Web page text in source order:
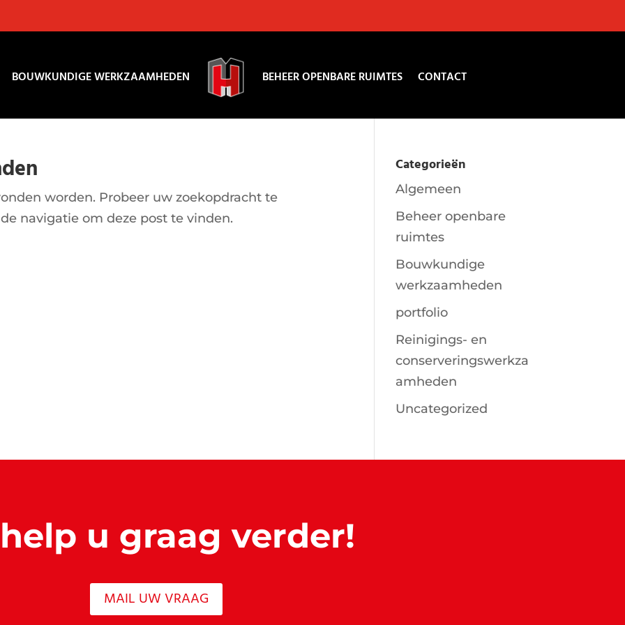
BOUWKUNDIGE WERKZAAMHEDEN BEHEER OPENBARE RUIMTES CONTACT
worden. Probeer uw zoekopdracht te
navigatie om deze post te vinden.
Categorieën
Algemeen
Beheer openbare
ruimtes
Bouwkundige
werkzaamheden
portfolio
Reinigings- en
conserveringswerkza
amheden
Uncategorized
u graag verder!
MAIL UW VRAAG